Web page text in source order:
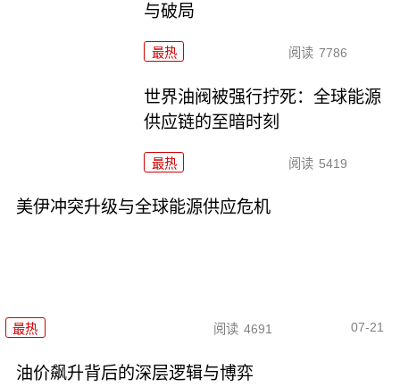
与破局
最热 阅读 7786
世界油阀被强行拧死：全球能源
供应链的至暗时刻
最热 阅读 5419
美伊冲突升级与全球能源供应危机
最热 阅读 4691 07-21
油价飙升背后的深层逻辑与博弈